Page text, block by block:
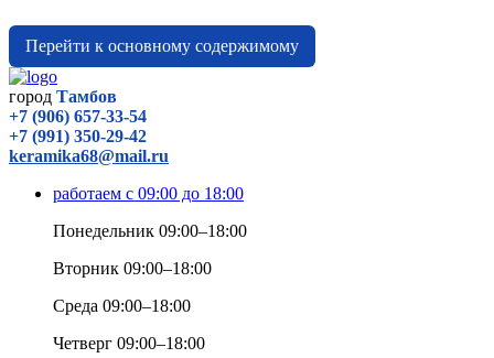
Перейти к основному содержимому
город Тамбов
+7 (906) 657-33-54
+7 (991) 350-29-42
keramika68@mail.ru
работаем с 09:00 до 18:00
Понедельник 09:00–18:00
Вторник 09:00–18:00
Среда 09:00–18:00
Четверг 09:00–18:00